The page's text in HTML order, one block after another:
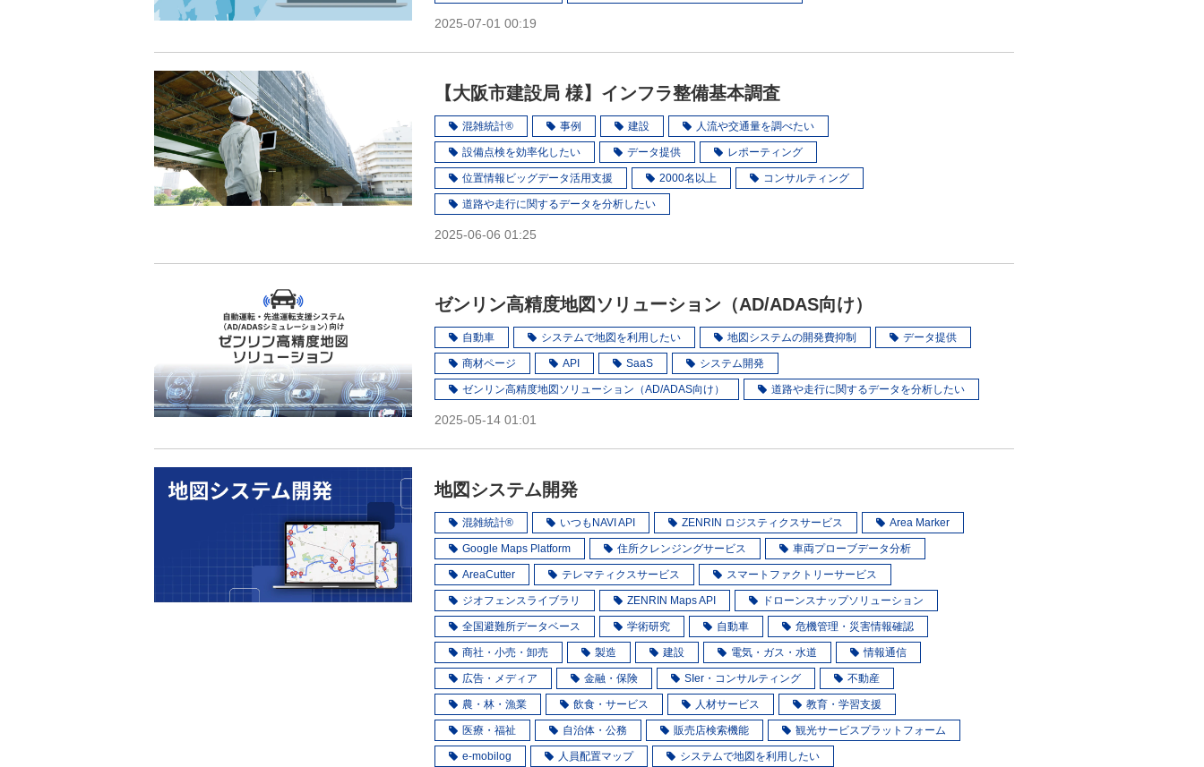
2025-07-01 00:19
【大阪市建設局 様】インフラ整備基本調査
混雑統計® 事例 建設 人流や交通量を調べたい
設備点検を効率化したい データ提供 レポーティング
位置情報ビッグデータ活用支援 2000名以上 コンサルティング
道路や走行に関するデータを分析したい
2025-06-06 01:25
ゼンリン高精度地図ソリューション（AD/ADAS向け）
自動車 システムで地図を利用したい 地図システムの開発費抑制 データ提供
商材ページ API SaaS システム開発
ゼンリン高精度地図ソリューション（AD/ADAS向け） 道路や走行に関するデータを分析したい
2025-05-14 01:01
地図システム開発
混雑統計® いつもNAVI API ZENRIN ロジスティクスサービス Area Marker
Google Maps Platform 住所クレンジングサービス 車両プローブデータ分析
AreaCutter テレマティクスサービス スマートファクトリーサービス
ジオフェンスライブラリ ZENRIN Maps API ドローンスナップソリューション
全国避難所データベース 学術研究 自動車 危機管理・災害情報確認
商社・小売・卸売 製造 建設 電気・ガス・水道 情報通信
広告・メディア 金融・保険 SIer・コンサルティング 不動産
農・林・漁業 飲食・サービス 人材サービス 教育・学習支援
医療・福祉 自治体・公務 販売店検索機能 観光サービスプラットフォーム
e-mobilog 人員配置マップ システムで地図を利用したい